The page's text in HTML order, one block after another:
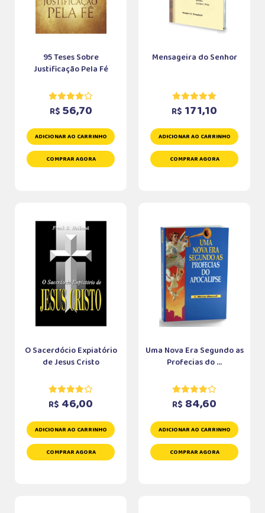
95 Teses Sobre
Justificação Pela Fé
R$ 56,70
ADICIONAR AO CARRINHO
COMPRAR AGORA
Mensageira do Senhor
R$ 171,10
ADICIONAR AO CARRINHO
COMPRAR AGORA
O Sacerdócio Expiatório
de Jesus Cristo
R$ 46,00
ADICIONAR AO CARRINHO
COMPRAR AGORA
Uma Nova Era Segundo as
Profecias do ...
R$ 84,60
ADICIONAR AO CARRINHO
COMPRAR AGORA